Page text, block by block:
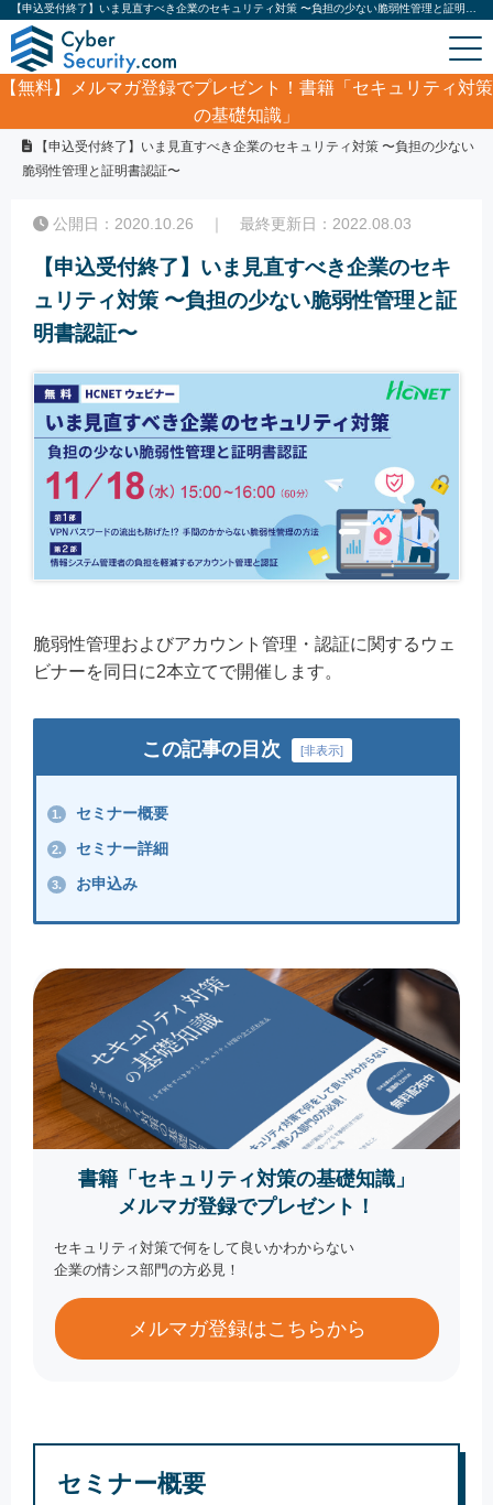
【無料】
メルマガ登録でプレゼント！書籍「セキュリティ対策
の基礎知識」
セキュリティPR/
【申込受付終了】いま見直すべき企業のセキュリティ対策 〜負担の少ない
脆弱性管理と証明書認証〜
公開日：2020.10.26 ｜ 最終更新日：2022.08.03
【申込受付終了】いま見直すべき企業のセキ
ュリティ対策 〜負担の少ない脆弱性管理と証
明書認証〜
脆弱性管理およびアカウント管理・認証に関するウェ
ビナーを同日に2本立てで開催します。
この記事の目次 [非表示]
1. セミナー概要
2. セミナー詳細
3. お申込み
書籍「セキュリティ対策の基礎知識」
メルマガ登録でプレゼント！
セキュリティ対策で何をして良いかわからない
企業の情シス部門の方必見！
メルマガ登録はこちらから
セミナー概要